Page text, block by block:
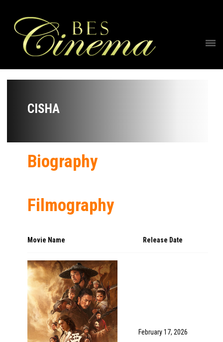
CISHA
Biography
Filmography
Movie Name Release Date
February 17, 2026